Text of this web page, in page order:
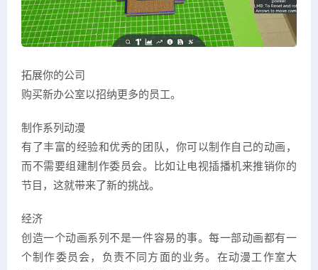
拓展你的公司
购买新办公室以招纳更多的员工。
制作系列动漫
有了丰富的经验和优秀的团队，你可以制作自己的动画，
而不需要组建制作委员会。比如让电视插播机来推销你的
节目，这就带来了新的挑战。
经济
创造一个动画系列不是一件容易的事。每一部动画都有一
个制作委员会，负责不同方面的业务。在动漫工作室大